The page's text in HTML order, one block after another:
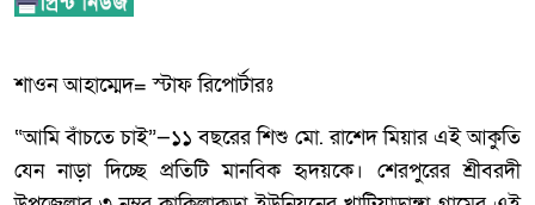
শাওন আহাম্মেদ= স্টাফ রিপোর্টারঃ
“আমি বাঁচতে চাই”—১১ বছরের শিশু মো. রাশেদ মিয়ার এই আকুতি
যেন নাড়া দিচ্ছে প্রতিটি মানবিক হৃদয়কে। শেরপুরের শ্রীবরদী